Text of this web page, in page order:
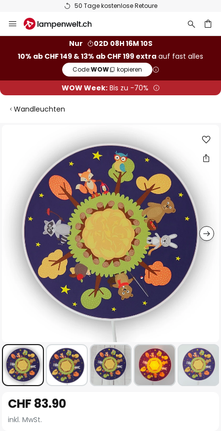
50 Tage kostenlose Retoure
Inhalt
Nur
02D 08H 16M 09S
10% ab CHF 149 & 13% ab CHF 199 extra auf fast alles
Code:WOW kopieren
WOW Week:Bis zu -70%
Wandleuchten
Anfang
der
CHF 83.90
inkl. MwSt.